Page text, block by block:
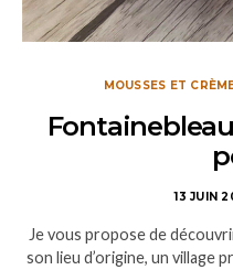
MOUSSES ET
13 JUIN
Je vous propose de
son lieu d’origine, un village